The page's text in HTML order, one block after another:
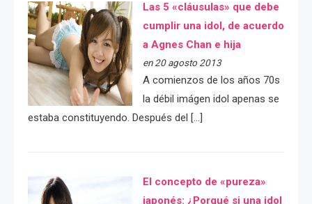
Las 5 «cláusulas» que debe
cumplir una idol, de acuerdo
a Agnes Chan e hija
en 20 agosto 2013
A comienzos de los años 70s
la débil imágen idol apenas se
estaba constituyendo. Después del […]
El concepto de «pureza»
japonés: ¿Porqué si una idol